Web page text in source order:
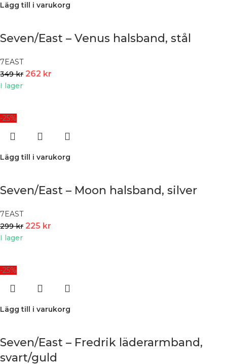
Lägg till i varukorg
Seven/East – Venus halsband, stål
7EAST
349kr 262 kr
I lager
-25%
Lägg till i varukorg
Seven/East – Moon halsband, silver
7EAST
299kr 225 kr
I lager
-25%
Lägg till i varukorg
Seven/East – Fredrik läderarmband,
svart/guld